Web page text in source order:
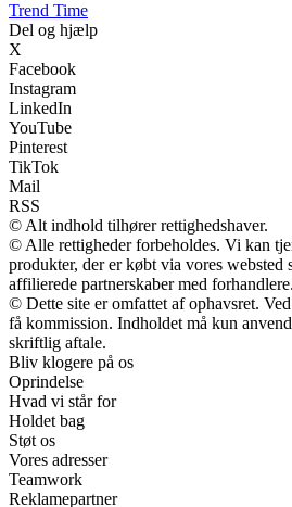
Trend Time
Del og hjælp
X
Facebook
Instagram
LinkedIn
YouTube
Pinterest
TikTok
Mail
RSS
© Alt indhold tilhører rettighedshaver.
© Alle rettigheder forbeholdes. Vi kan
produkter, der er købt via vores websted
affilierede partnerskaber med forhandlere.
© Dette site er omfattet af ophavsret.
få kommission. Indholdet må kun
skriftlig aftale.
Bliv klogere på os
Oprindelse
Hvad vi står for
Holdet bag
Støt os
Vores adresser
Teamwork
Reklamepartner